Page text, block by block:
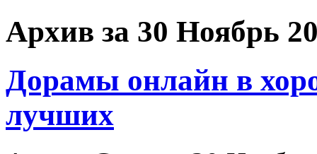
Архив за 30 Ноябрь
Дорамы онлайн в
лучших